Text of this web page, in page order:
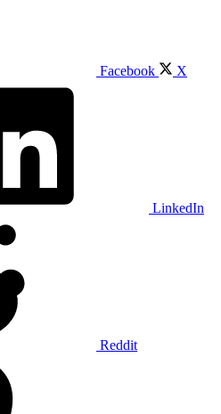
Facebook X
LinkedIn
Reddit